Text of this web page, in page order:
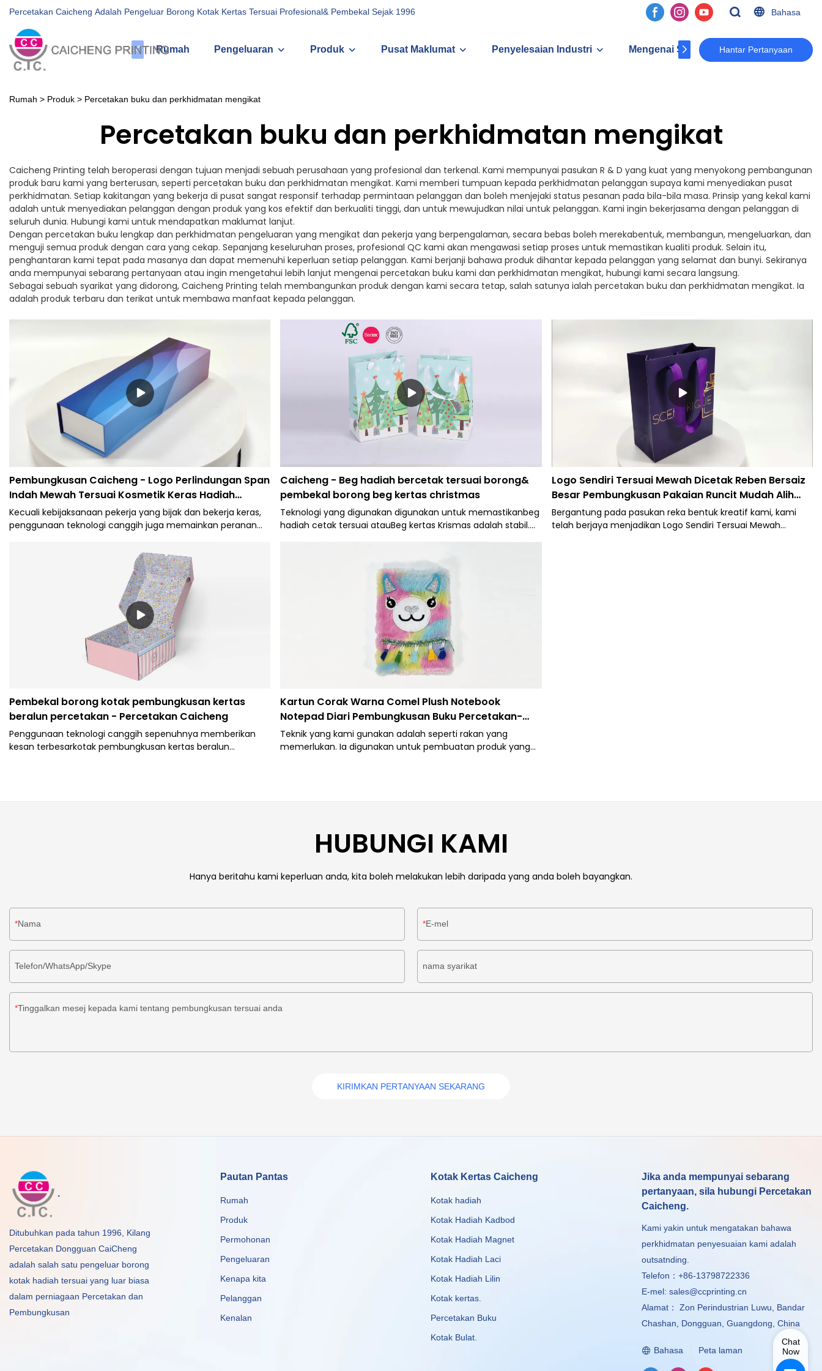
Percetakan Caicheng Adalah Pengeluar Borong Kotak Kertas Tersuai Profesional& Pembekal Sejak 1996 Bahasa
Rumah Pengeluaran Produk Pusat Maklumat Penyelesaian Industri Mengenai Sk Kenalan
Hantar Pertanyaan
Rumah > Produk > Percetakan buku dan perkhidmatan mengikat
Percetakan buku dan perkhidmatan mengikat
Caicheng Printing telah beroperasi dengan tujuan menjadi sebuah perusahaan yang profesional dan terkenal. Kami mempunyai pasukan R & D yang kuat yang menyokong pembangunan
produk baru kami yang berterusan, seperti percetakan buku dan perkhidmatan mengikat. Kami memberi tumpuan kepada perkhidmatan pelanggan supaya kami menyediakan pusat
perkhidmatan. Setiap kakitangan yang bekerja di pusat sangat responsif terhadap permintaan pelanggan dan boleh menjejaki status pesanan pada bila-bila masa. Prinsip yang kekal kami
adalah untuk menyediakan pelanggan dengan produk yang kos efektif dan berkualiti tinggi, dan untuk mewujudkan nilai untuk pelanggan. Kami ingin bekerjasama dengan pelanggan di
seluruh dunia. Hubungi kami untuk mendapatkan maklumat lanjut.
Dengan percetakan buku lengkap dan perkhidmatan pengeluaran yang mengikat dan pekerja yang berpengalaman, secara bebas boleh merekabentuk, membangun, mengeluarkan, dan
menguji semua produk dengan cara yang cekap. Sepanjang keseluruhan proses, profesional QC kami akan mengawasi setiap proses untuk memastikan kualiti produk. Selain itu,
penghantaran kami tepat pada masanya dan dapat memenuhi keperluan setiap pelanggan. Kami berjanji bahawa produk dihantar kepada pelanggan yang selamat dan bunyi. Sekiranya
anda mempunyai sebarang pertanyaan atau ingin mengetahui lebih lanjut mengenai percetakan buku kami dan perkhidmatan mengikat, hubungi kami secara langsung.
Sebagai sebuah syarikat yang didorong, Caicheng Printing telah membangunkan produk dengan kami secara tetap, salah satunya ialah percetakan buku dan perkhidmatan mengikat. Ia
adalah produk terbaru dan terikat untuk membawa manfaat kepada pelanggan.
Pembungkusan Caicheng - Logo Perlindungan Span
Indah Mewah Tersuai Kosmetik Keras Hadiah
Kertas Kadbod Magnetik Bentuk Buku Kotak
Pembungkusan Kotak Bentuk Buku
Kecuali kebijaksanaan pekerja yang bijak dan bekerja keras,
penggunaan teknologi canggih juga memainkan peranan
Indah Mewah Tersuai Keras Kosmetik Hadiah Kertas Karton
Kotak Pembungkusan Bentuk Buku Magnetik. Produk ini
adalah menjurus kepada bidang (s) Kotak Kertas.
Caicheng - Beg hadiah bercetak tersuai borong&
pembekal borong beg kertas christmas
Teknologi yang digunakan digunakan untuk memastikanbeg
hadiah cetak tersuai atauBeg kertas Krismas adalah stabil.
Logo Sendiri Tersuai Mewah Dicetak Reben Bersaiz
Besar Pembungkusan Pakaian Runcit Mudah Alih
Beg Kertas Beli-belah untuk Pakaian
Bergantung pada pasukan reka bentuk kreatif kami, kami
telah berjaya menjadikan Logo Sendiri Tersuai Mewah
Pembekal borong kotak pembungkusan kertas
beralun percetakan - Percetakan Caicheng
Penggunaan teknologi canggih sepenuhnya memberikan
kesan terbesarkotak pembungkusan kertas beralun
Kartun Corak Warna Comel Plush Notebook
Notepad Diari Pembungkusan Buku Percetakan-
Caicheng Printing
Teknik yang kami gunakan adalah seperti rakan yang
memerlukan. Ia digunakan untuk pembuatan produk yang
HUBUNGI KAMI
Hanya beritahu kami keperluan anda, kita boleh melakukan lebih daripada yang anda boleh bayangkan.
Nama E-mel
Telefon/WhatsApp/Skype nama syarikat
Tinggalkan mesej kepada kami tentang pembungkusan tersuai anda
KIRIMKAN PERTANYAAN SEKARANG
.
Ditubuhkan pada tahun 1996, Kilang
Percetakan Dongguan CaiCheng
adalah salah satu pengeluar borong
kotak hadiah tersuai yang luar biasa
dalam perniagaan Percetakan dan
Pembungkusan
Pautan Pantas
Rumah
Produk
Permohonan
Pengeluaran
Kenapa kita
Pelanggan
Kenalan
Kotak Kertas Caicheng
Kotak hadiah
Kotak Hadiah Kadbod
Kotak Hadiah Magnet
Kotak Hadiah Laci
Kotak Hadiah Lilin
Kotak kertas
Percetakan Buku
Kotak Bulat
Jika anda mempunyai sebarang
pertanyaan, sila hubungi Percetakan
Caicheng.
Kami yakin untuk mengatakan bahawa
perkhidmatan penyesuaian kami adalah
outsatnding.
Telefon：+86-13798722336
E-mel:sales@ccprinting.cn
Alamat： Zon Perindustrian Luwu, Bandar
Chashan, Dongguan, Guangdong, China
Bahasa Peta laman
Chat
Now